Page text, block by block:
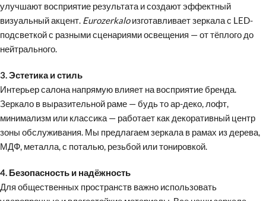
улучшают восприятие результата и создают эффектный
визуальный акцент. Eurozerkaloизготавливает зеркала с LED-
подсветкой с разными сценариями освещения — от тёплого до
нейтрального.
3. Эстетика и стиль
Интерьер салона напрямую влияет на восприятие бренда.
Зеркало в выразительной раме — будь то ар-деко, лофт,
минимализм или классика — работает как декоративный центр
зоны обслуживания. Мы предлагаем зеркала в рамах из дерева,
МДФ, металла, с поталью, резьбой или тонировкой.
4. Безопасность и надёжность
Для общественных пространств важно использовать